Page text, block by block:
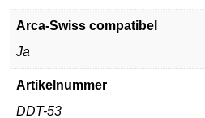
Arca-Swiss compatibel
Ja
Artikelnummer
DDT-53